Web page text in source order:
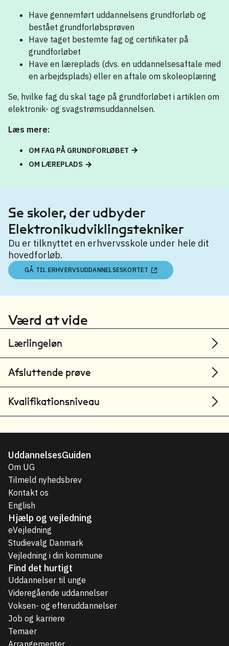
Have gennemført uddannelsens grundforløb og
bestået grundforløbsprøven
Have taget bestemte fag og certifikater på
grundforløbet
Have en læreplads (dvs. en uddannelsesaftale med
en arbejdsplads) eller en aftale om skoleoplæring
Se, hvilke fag du skal tage på grundforløbet i artiklen om
elektronik- og svagstrømsuddannelsen.
Læs mere:
OM FAG PÅ GRUNDFORLØBET
OM LÆREPLADS
Se skoler, der udbyder
Elektronikudviklingstekniker
Du er tilknyttet en erhvervsskole under hele dit
hovedforløb.
GÅ TIL ERHVERVSUDDANNELSESKORTET
Værd at vide
Lærlingeløn
Afsluttende prøve
Kvalifikationsniveau
UddannelsesGuiden
Om UG
Tilmeld nyhedsbrev
Kontakt os
English
Hjælp og vejledning
eVejledning
Studievalg Danmark
Vejledning i din kommune
Find det hurtigt
Uddannelser til unge
Videregående uddannelser
Voksen- og efteruddannelser
Job og karriere
Temaer
Arrangementer